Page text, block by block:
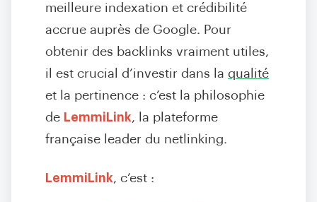
meilleure indexation et crédibilité
accrue auprès de Google. Pour
obtenir des backlinks vraiment utiles,
il est crucial d’investir dans la qualité
et la pertinence : c’est la philosophie
de LemmiLink, la plateforme
française leader du netlinking.
LemmiLink, c’est :